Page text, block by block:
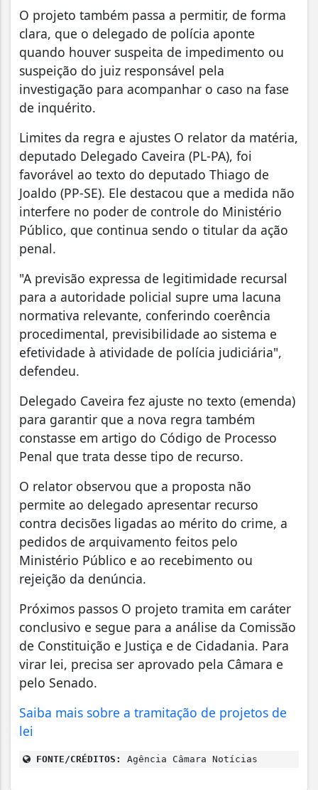
O projeto também passa a permitir, de forma
clara, que o delegado de polícia aponte
quando houver suspeita de impedimento ou
suspeição do juiz responsável pela
investigação para acompanhar o caso na fase
de inquérito.
Limites da regra e ajustes O relator da matéria,
deputado Delegado Caveira (PL-PA), foi
favorável ao texto do deputado Thiago de
Joaldo (PP-SE). Ele destacou que a medida não
interfere no poder de controle do Ministério
Público, que continua sendo o titular da ação
penal.
"A previsão expressa de legitimidade recursal
para a autoridade policial supre uma lacuna
normativa relevante, conferindo coerência
procedimental, previsibilidade ao sistema e
efetividade à atividade de polícia judiciária",
defendeu.
Delegado Caveira fez ajuste no texto (emenda)
para garantir que a nova regra também
constasse em artigo do Código de Processo
Penal que trata desse tipo de recurso.
O relator observou que a proposta não
permite ao delegado apresentar recurso
contra decisões ligadas ao mérito do crime, a
pedidos de arquivamento feitos pelo
Ministério Público e ao recebimento ou
rejeição da denúncia.
Próximos passos O projeto tramita em caráter
conclusivo e segue para a análise da Comissão
de Constituição e Justiça e de Cidadania. Para
virar lei, precisa ser aprovado pela Câmara e
pelo Senado.
Saiba mais sobre a tramitação de projetos de
lei
FONTE/CRÉDITOS: Agência Câmara Notícias